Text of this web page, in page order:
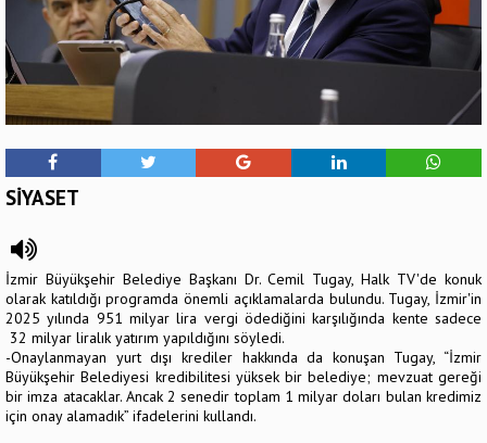
SİYASET
İzmir Büyükşehir Belediye Başkanı Dr. Cemil Tugay, Halk TV'de konuk
olarak katıldığı programda önemli açıklamalarda bulundu. Tugay, İzmir'in
2025 yılında 951 milyar lira vergi ödediğini karşılığında kente sadece
32 milyar liralık yatırım yapıldığını söyledi.
-Onaylanmayan yurt dışı krediler hakkında da konuşan Tugay, “İzmir
Büyükşehir Belediyesi kredibilitesi yüksek bir belediye; mevzuat gereği
bir imza atacaklar. Ancak 2 senedir toplam 1 milyar doları bulan kredimiz
için onay alamadık” ifadelerini kullandı.